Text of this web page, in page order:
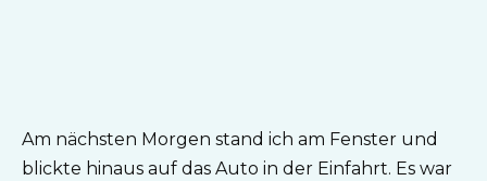
Am nächsten Morgen stand ich am Fenster und
blickte hinaus auf das Auto in der Einfahrt. Es war